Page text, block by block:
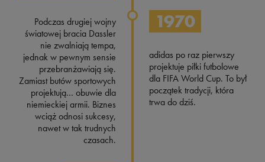
Podczas drugiej wojny
światowej bracia Dassler
nie zwalniają tempa,
jednak w pewnym sensie
przebranżawiają się.
Zamiast butów sportowych
projektują… obuwie dla
niemieckiej armii. Biznes
wciąż odnosi sukcesy,
nawet w tak trudnych
czasach.
1970
adidas po raz pierwszy
projektuje piłki futbolowe
dla FIFA World Cup. To był
początek tradycji, która
trwa do dziś.